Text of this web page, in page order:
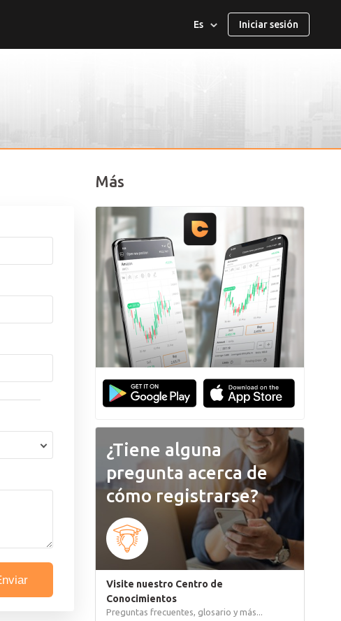
Es
العربية
Français
日本語
Italiano
Português
Iniciar sesión
Más
¿Tiene alguna
pregunta acerca de
cómo registrarse?
Visite nuestro Centro de
Conocimientos
Preguntas frecuentes, glosario y más...